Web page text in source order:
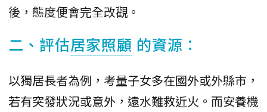
後，態度便會完全改觀。
二、評估居家照顧 的資源：
以獨居長者為例，考量子女多在國外或外縣市，
若有突發狀況或意外，遠水難救近火。而安養機